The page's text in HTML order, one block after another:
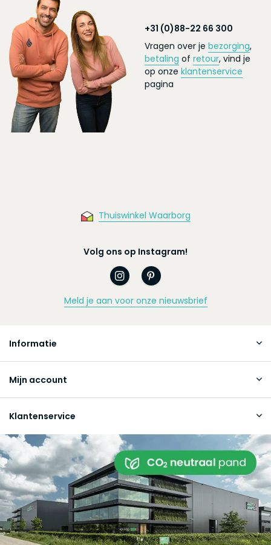
+31 (0)88-22 66 300
Vragen over je bezorging,
betaling of retour, vind je
op onze klantenservice
pagina
Thuiswinkel Waarborg
Volg ons op Instagram!
Meld je aan voor onze nieuwsbrief
Informatie
Mijn account
Klantenservice